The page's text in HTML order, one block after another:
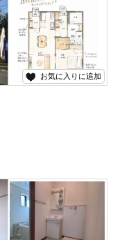
お気に入りに追加